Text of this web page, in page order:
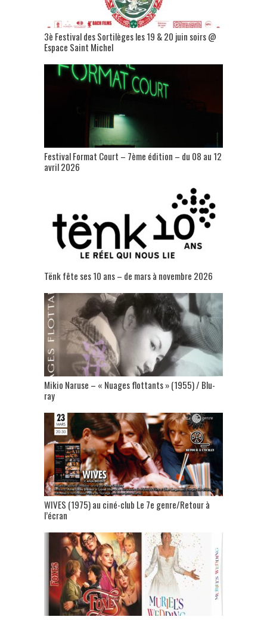
3è Festival des Sortilèges les 19 & 20 juin soirs @
Espace Saint Michel
Festival Format Court – 7ème édition – du 08 au 12
avril 2026
Tënk fête ses 10 ans – de mars à novembre 2026
Mikio Naruse – « Nuages flottants » (1955) / Blu-
ray
WIVES (1975) au ciné-club Le 7e genre/Retour à
l’écran